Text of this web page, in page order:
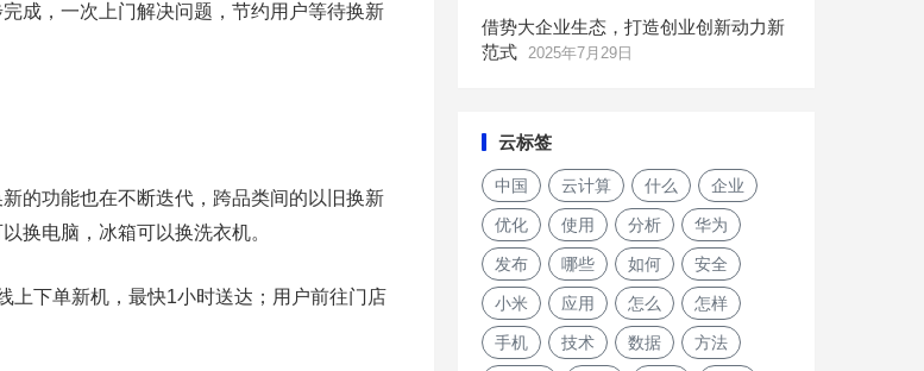
成，一次上门解决问题，节约用户等待换新
的功能也在不断迭代，跨品类间的以旧换新
换电脑，冰箱可以换洗衣机。
上下单新机，最快1小时送达；用户前往门店
借势大企业生态，打造创业创新动力新
范式 2025年7月29日
云标签
中国 云计算 什么 企业
优化 使用 分析 华为
发布 哪些 如何 安全
小米 应用 怎么 怎样
手机 技术 数据 方法